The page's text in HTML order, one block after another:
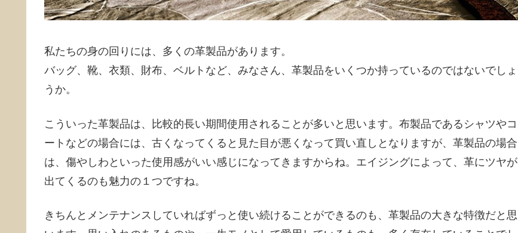
私たちの身の回りには、多くの革製品があります。
バッグ、靴、衣類、財布、ベルトなど、みなさん、革製品をいくつか持っているのではないでしょ
うか。
こういった革製品は、比較的長い期間使用されることが多いと思います。布製品であるシャツやコ
ートなどの場合には、古くなってくると見た目が悪くなって買い直しとなりますが、革製品の場合
は、傷やしわといった使用感がいい感じになってきますからね。エイジングによって、革にツヤが
出てくるのも魅力の１つですね。
きちんとメンテナンスしていればずっと使い続けることができるのも、革製品の大きな特徴だと思